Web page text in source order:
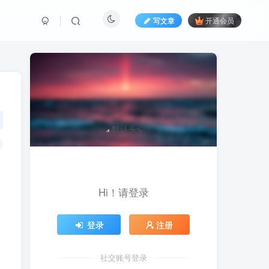
写文章 开通会员
Hi！请登录
登录 注册
社交账号登录